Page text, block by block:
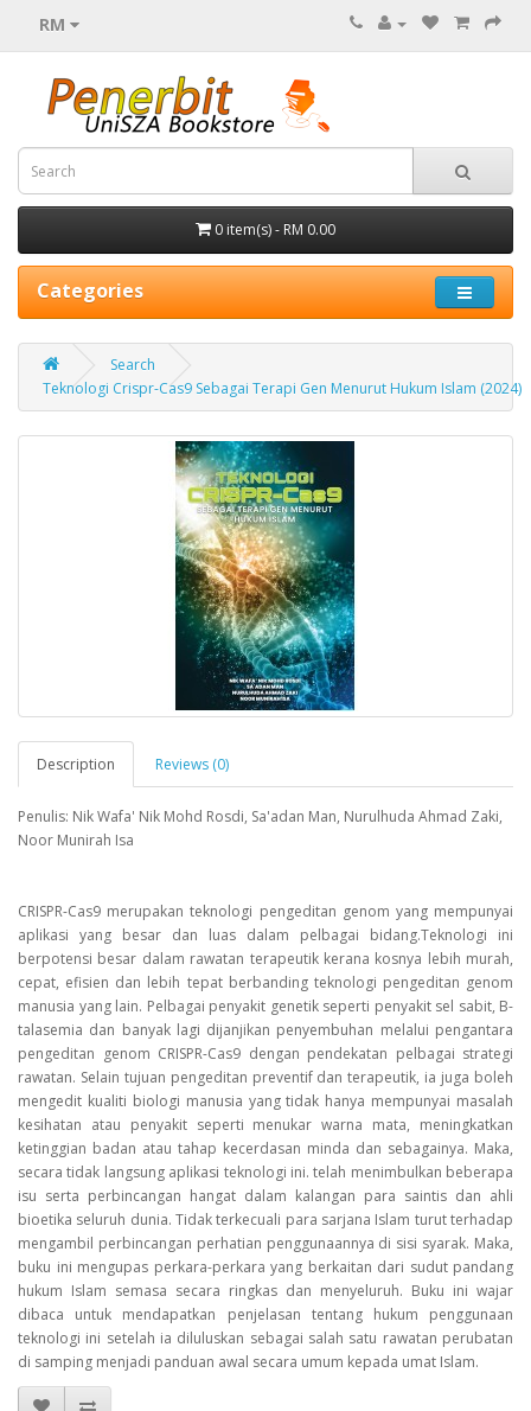
RM
0 item(s) - RM 0.00
Categories
Search
Teknologi Crispr-Cas9 Sebagai Terapi Gen Menurut Hukum Islam (2024)
Description Reviews (0)
Penulis: Nik Wafa' Nik Mohd Rosdi, Sa'adan Man, Nurulhuda Ahmad Zaki,
Noor Munirah Isa
CRISPR-Cas9 merupakan teknologi pengeditan genom yang mempunyai
aplikasi yang besar dan luas dalam pelbagai bidang.Teknologi ini
berpotensi besar dalam rawatan terapeutik kerana kosnya lebih murah,
cepat, efisien dan lebih tepat berbanding teknologi pengeditan genom
manusia yang lain. Pelbagai penyakit genetik seperti penyakit sel sabit, B-
talasemia dan banyak lagi dijanjikan penyembuhan melalui pengantara
pengeditan genom CRISPR-Cas9 dengan pendekatan pelbagai strategi
rawatan. Selain tujuan pengeditan preventif dan terapeutik, ia juga boleh
mengedit kualiti biologi manusia yang tidak hanya mempunyai masalah
kesihatan atau penyakit seperti menukar warna mata, meningkatkan
ketinggian badan atau tahap kecerdasan minda dan sebagainya. Maka,
secara tidak langsung aplikasi teknologi ini. telah menimbulkan beberapa
isu serta perbincangan hangat dalam kalangan para saintis dan ahli
bioetika seluruh dunia. Tidak terkecuali para sarjana Islam turut terhadap
mengambil perbincangan perhatian penggunaannya di sisi syarak. Maka,
buku ini mengupas perkara-perkara yang berkaitan dari sudut pandang
hukum Islam semasa secara ringkas dan menyeluruh. Buku ini wajar
dibaca untuk mendapatkan penjelasan tentang hukum penggunaan
teknologi ini setelah ia diluluskan sebagai salah satu rawatan perubatan
di samping menjadi panduan awal secara umum kepada umat Islam.